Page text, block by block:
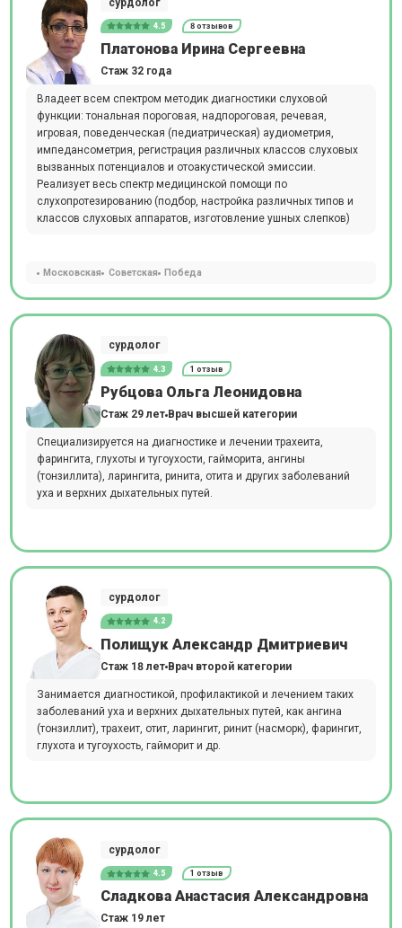
4.5 8 отзывов
Платонова Ирина Сергеевна
Стаж 32 года
Владеет всем спектром методик диагностики слуховой
функции: тональная пороговая, надпороговая, речевая,
игровая, поведенческая (педиатрическая) аудиометрия,
импедансометрия, регистрация различных классов слуховых
вызванных потенциалов и отоакустической эмиссии.
Реализует весь спектр медицинской помощи по
слухопротезированию (подбор, настройка различных типов и
классов слуховых аппаратов, изготовление ушных слепков)
Московская Советская Победа
сурдолог
4.3 1 отзыв
Рубцова Ольга Леонидовна
Стаж 29 лет Врач высшей категории
Специализируется на диагностике и лечении трахеита,
фарингита, глухоты и тугоухости, гайморита, ангины
(тонзиллита), ларингита, ринита, отита и других заболеваний
уха и верхних дыхательных путей.
сурдолог
4.2
Полищук Александр Дмитриевич
Стаж 18 лет Врач второй категории
Занимается диагностикой, профилактикой и лечением таких
заболеваний уха и верхних дыхательных путей, как ангина
(тонзиллит), трахеит, отит, ларингит, ринит (насморк), фарингит,
глухота и тугоухость, гайморит и др.
сурдолог
4.5 1 отзыв
Сладкова Анастасия Александровна
Стаж 19 лет